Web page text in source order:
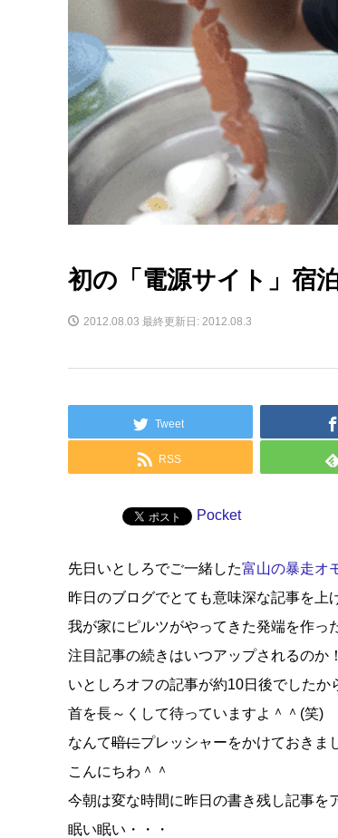
初の「電源サイト」宿
2012.08.03 最終更新日: 2012.08.3
Tweet
RSS
Pocket
先日いとしろでご一緒した富山の暴走オ
昨日のブログでとても意味深な記事を上
我が家にピルツがやってきた発端を作っ
注目記事の続きはいつアップされるのか！
いとしろオフの記事が約10日後でしたか
首を長～くして待っていますよ＾＾(笑)
なんて暗にプレッシャーをかけておきま
こんにちわ＾＾
今朝は変な時間に昨日の書き残し記事を
眠い眠い・・・